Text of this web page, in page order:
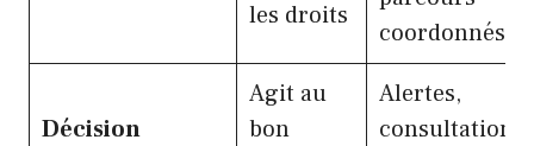
les droits
coordonnés
Décision
Agit au
bon
Alertes,
consultations